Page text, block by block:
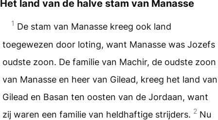
Het land van de halve stam van Manasse
1 De stam van Manasse kreeg ook land
toegewezen door loting, want Manasse was Jozefs
oudste zoon. De familie van Machir, de oudste zoon
van Manasse en heer van Gilead, kreeg het land van
Gilead en Basan ten oosten van de Jordaan, want
zij waren een familie van heldhaftige strijders. 2 Nu